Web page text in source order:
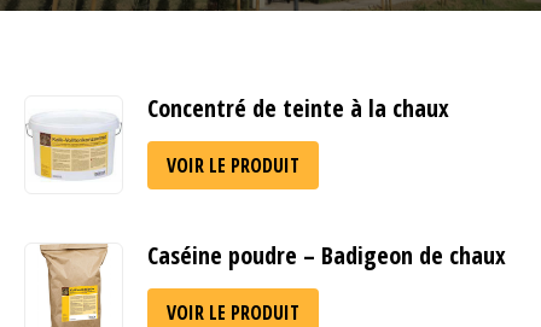
Concentré de teinte à la chaux
VOIR LE PRODUIT
Caséine poudre – Badigeon de chaux
VOIR LE PRODUIT